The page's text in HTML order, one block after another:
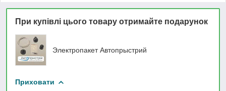
При купівлі цього товару отримайте подарунок
Электропакет Автопрыстрий
Приховати